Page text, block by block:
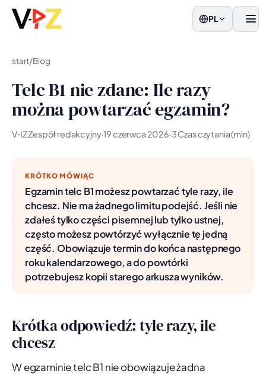
PL
start/Blog
Telc B1 nie zdane: Ile razy
można powtarzać egzamin?
V‑IZ Zespół redakcyjny·19 czerwca 2026·3 Czas czytania (min)
KRÓTKO MÓWIĄC
Egzamin telc B1 możesz powtarzać tyle razy, ile
chcesz. Nie ma żadnego limitu podejść. Jeśli nie
zdałeś tylko części pisemnej lub tylko ustnej,
często możesz powtórzyć wyłącznie tę jedną
część. Obowiązuje termin do końca następnego
roku kalendarzowego, a do powtórki
potrzebujesz kopii starego arkusza wyników.
Krótka odpowiedź: tyle razy, ile
chcesz
W egzaminie telc B1 nie obowiązuje żadna